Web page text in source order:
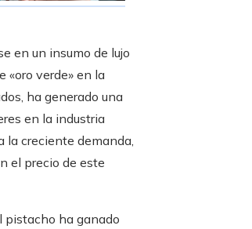
en un insumo de lujo
«oro verde» en la
ha generado una
en la industria
la creciente demanda,
el precio de este
pistacho ha ganado